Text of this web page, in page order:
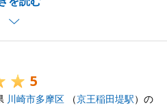
成約誠におめでとうござい
たします。
じる
5
川崎市多摩区 （京王稲田堤駅）の